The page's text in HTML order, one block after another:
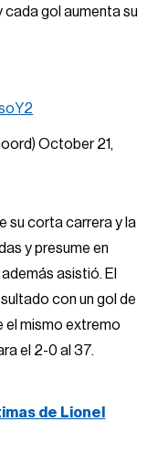
cada gol aumenta su
October 21,
su corta carrera y la
y presume en
asistió. El
con un gol de
el mismo extremo
el 2-0 al 37.
de Lionel